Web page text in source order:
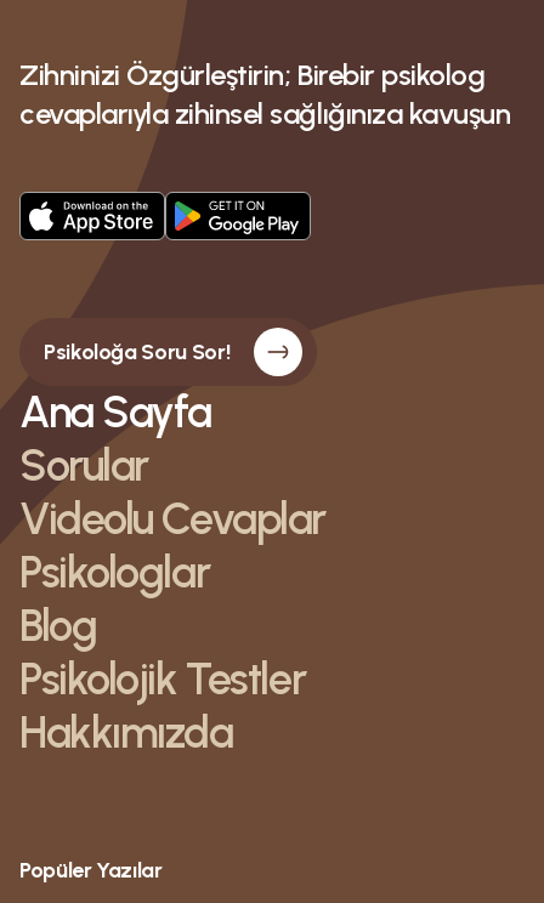
Zihninizi Özgürleştirin; Birebir psikolog
cevaplarıyla zihinsel sağlığınıza kavuşun
Psikoloğa Soru Sor!
Ana Sayfa
Sorular
Videolu Cevaplar
Psikologlar
Blog
Psikolojik Testler
Hakkımızda
Popüler Yazılar